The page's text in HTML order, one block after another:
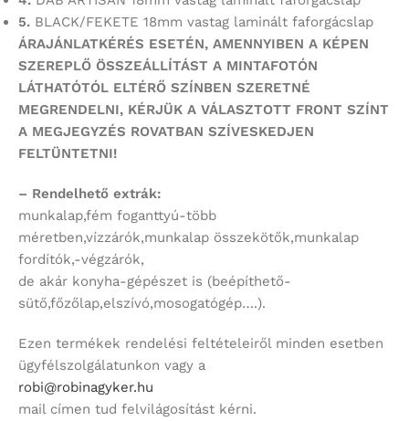
5. BLACK/FEKETE 18mm vastag laminált faforgácslap
ÁRAJÁNLATKÉRÉS ESETÉN, AMENNYIBEN A KÉPEN
SZEREPLŐ ÖSSZEÁLLÍTÁST A MINTAFOTÓN
LÁTHATÓTÓL ELTÉRŐ SZÍNBEN SZERETNÉ
MEGRENDELNI, KÉRJÜK A VÁLASZTOTT FRONT SZÍNT
A MEGJEGYZÉS ROVATBAN SZÍVESKEDJEN
FELTÜNTETNI!
– Rendelhető extrák:
munkalap,fém foganttyú-több
méretben,vízzárók,munkalap összekötők,munkalap
fordítók,-végzárók,
de akár konyha-gépészet is (beépíthető-
sütő,főzőlap,elszívó,mosogatógép….).
Ezen termékek rendelési feltételeiről minden esetben
ügyfélszolgálatunkon vagy a
robi@robinagyker.hu
mail címen tud felvilágosítást kérni.